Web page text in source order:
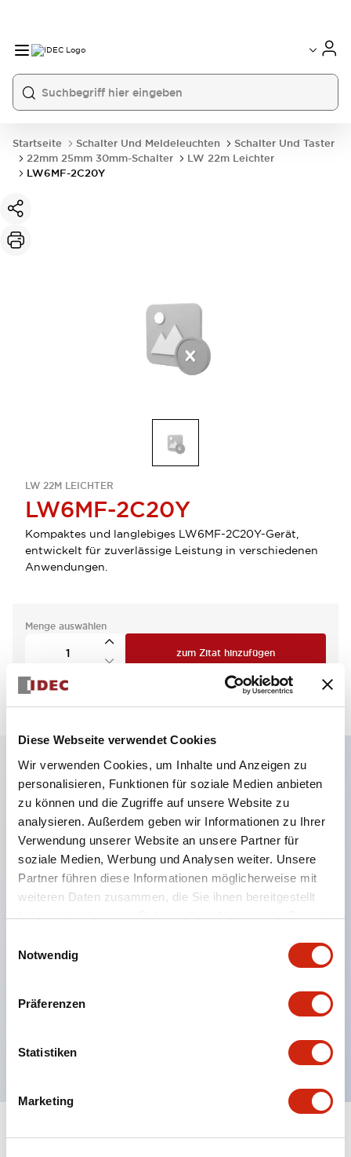
Diese Webseite verwendet Cookies
Wir verwenden Cookies, um Inhalte und Anzeigen zu
personalisieren, Funktionen für soziale Medien anbieten
zu können und die Zugriffe auf unsere Website zu
analysieren. Außerdem geben wir Informationen zu Ihrer
Verwendung unserer Website an unsere Partner für
soziale Medien, Werbung und Analysen weiter. Unsere
Partner führen diese Informationen möglicherweise mit
weiteren Daten zusammen, die Sie ihnen bereitgestellt
haben oder die sie im Rahmen Ihrer Nutzung der Dienste
Notwendig
Präferenzen
Statistiken
Marketing
Startseite Schalter Und Meldeleuchten
Schalter Und Taster
22mm 25mm 30mm-Schalter
LW 22m Leichter
LW6MF-2C20Y
LW 22M LEICHTER
LW6MF-2C20Y
Kompaktes und langlebiges LW6MF-2C20Y-Gerät,
entwickelt für zuverlässige Leistung in verschiedenen
Anwendungen.
Menge auswählen
zum Zitat hinzufügen
Hauptmerkmale
Eine dichte Montage in Gruppen ist möglich, und
das An- und Abstecken der Kontakt-Einheit ist
auch bei der dichten Montage in Gruppen einfach
durchführbar.
das An- und Abnehmen des Verriegelungshebels.
Schutzart ist Spritzwassergeschützt, IP65 (IEC
60529). (Der Summer ist geschlossen ausgeführt)